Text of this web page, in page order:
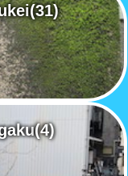
(31)
(4)